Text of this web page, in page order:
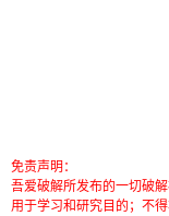
免责声明：
吾爱破解所发布的一切破
用于学习和研究目的；不